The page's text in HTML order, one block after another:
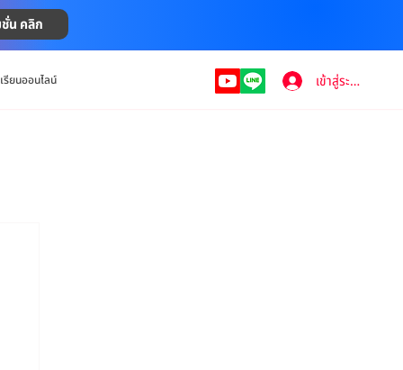
น คลิก
รียนออนไลน์ เข้าสู่ระบบ